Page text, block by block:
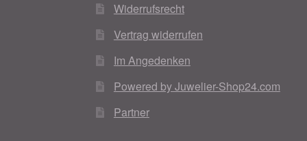
Widerrufsrecht
Vertrag widerrufen
Im Angedenken
Powered by Juwelier-Shop24.com
Partner